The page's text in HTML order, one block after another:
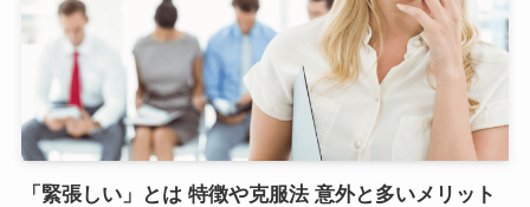
「緊張しい」とは 特徴や克服法 意外と多いメリット